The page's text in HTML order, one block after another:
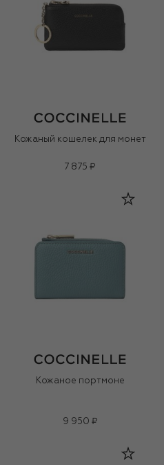
Кожаный кошелек для монет
7 875 ₽
Кожаное портмоне
9 950 ₽